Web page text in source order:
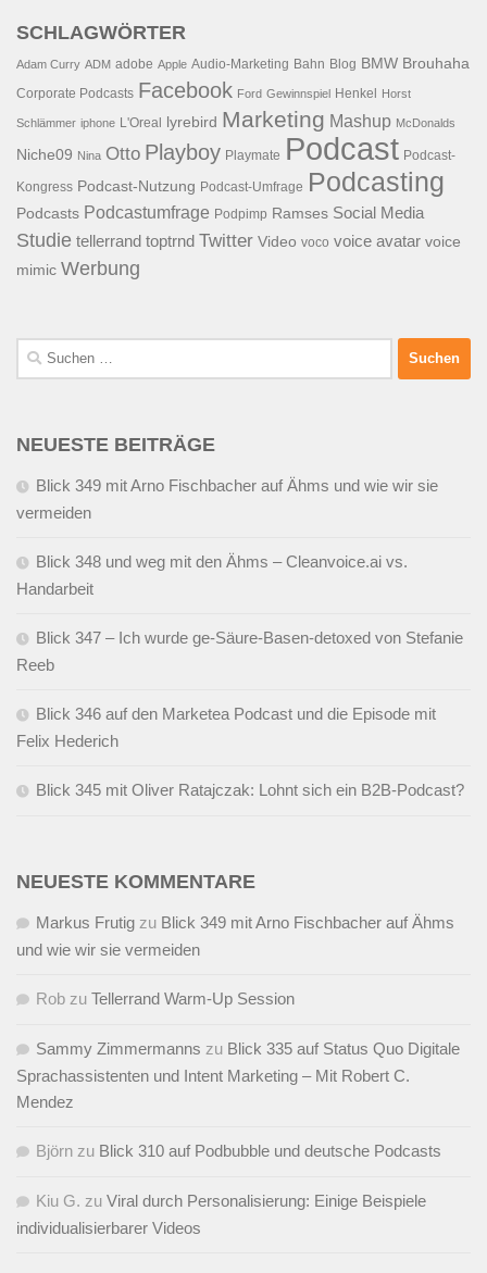
SCHLAGWÖRTER
Adam Curry ADM adobe Apple Audio-Marketing Bahn Blog BMW Brouhaha
Corporate Podcasts Facebook Ford Gewinnspiel Henkel Horst
Schlämmer iphone L'Oreal lyrebird Marketing Mashup McDonalds
Niche09 Nina Otto Playboy Playmate Podcast Podcast-
Kongress Podcast-Nutzung Podcast-Umfrage Podcasting
Podcasts Podcastumfrage Podpimp Ramses Social Media
Studie tellerrand toptrnd Twitter Video voco voice avatar voice
mimic Werbung
Suchen
nach:
NEUESTE BEITRÄGE
Blick 349 mit Arno Fischbacher auf Ähms und wie wir sie
vermeiden
Blick 348 und weg mit den Ähms – Cleanvoice.ai vs.
Handarbeit
Blick 347 – Ich wurde ge-Säure-Basen-detoxed von Stefanie
Reeb
Blick 346 auf den Marketea Podcast und die Episode mit
Felix Hederich
Blick 345 mit Oliver Ratajczak: Lohnt sich ein B2B-Podcast?
NEUESTE KOMMENTARE
Markus Frutig zu Blick 349 mit Arno Fischbacher auf Ähms
und wie wir sie vermeiden
Rob zu Tellerrand Warm-Up Session
Sammy Zimmermanns zu Blick 335 auf Status Quo Digitale
Sprachassistenten und Intent Marketing – Mit Robert C.
Mendez
Björn zu Blick 310 auf Podbubble und deutsche Podcasts
Kiu G. zu Viral durch Personalisierung: Einige Beispiele
individualisierbarer Videos